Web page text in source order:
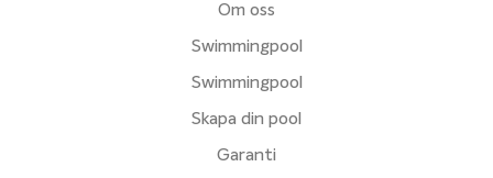
Om oss
Swimmingpool
Swimmingpool
Skapa din pool
Garanti